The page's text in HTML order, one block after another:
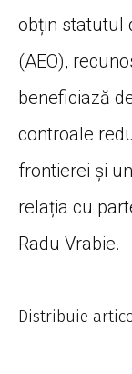
obțin statutul
(AEO),
beneficiază
controale
frontierei și
relația cu
Radu Vrabie.
Distribuie